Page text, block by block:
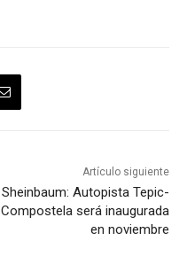
Artículo siguiente
Sheinbaum: Autopista Tepic-
Compostela será inaugurada
en noviembre